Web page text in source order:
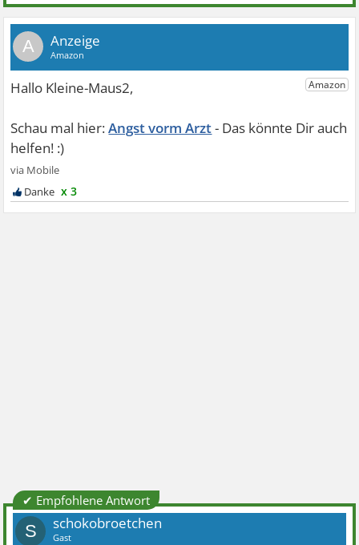
A
Angst vorm Arzt
x 3
✔ Empfohlene Antwort
S schokobroetchen
Gast